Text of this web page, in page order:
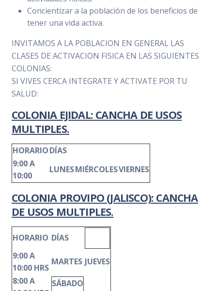
Concientizar a la población de los beneficios de
tener una vida activa.
INVITAMOS A LA POBLACION EN GENERAL LAS
CLASES DE ACTIVACION FISICA EN LAS SIGUIENTES
COLONIAS:
SI VIVES CERCA INTEGRATE Y ACTIVATE POR TU
SALUD:
COLONIA EJIDAL: CANCHA DE USOS
MULTIPLES.
HORARIODÍAS
9:00 A
10:00
LUNESMIÉRCOLESVIERNES
COLONIA PROVIPO (JALISCO): CANCHA
DE USOS MULTIPLES.
HORARIO DÍAS
9:00 A
10:00 HRS
MARTES JUEVES
8:00 A
SÁBADO